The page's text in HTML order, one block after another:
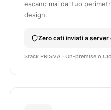
escano mai dal tuo
design.
Zero dati inviati a server
Stack PRISMA · On-premise o